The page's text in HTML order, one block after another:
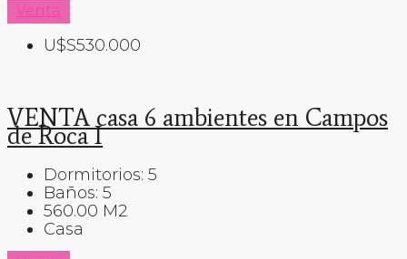
Venta
U$S530.000
VENTA casa 6 ambientes en Campos
de Roca I
Dormitorios: 5
Baños: 5
560.00 M2
Casa